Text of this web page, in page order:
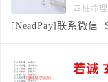
四柱命理
[NeadPay]联系微信
若诚